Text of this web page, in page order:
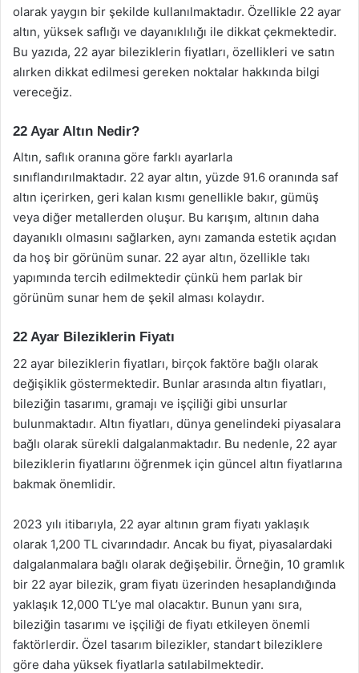
olarak yaygın bir şekilde kullanılmaktadır. Özellikle 22 ayar
altın, yüksek saflığı ve dayanıklılığı ile dikkat çekmektedir.
Bu yazıda, 22 ayar bileziklerin fiyatları, özellikleri ve satın
alırken dikkat edilmesi gereken noktalar hakkında bilgi
vereceğiz.
22 Ayar Altın Nedir?
Altın, saflık oranına göre farklı ayarlarla
sınıflandırılmaktadır. 22 ayar altın, yüzde 91.6 oranında saf
altın içerirken, geri kalan kısmı genellikle bakır, gümüş
veya diğer metallerden oluşur. Bu karışım, altının daha
dayanıklı olmasını sağlarken, aynı zamanda estetik açıdan
da hoş bir görünüm sunar. 22 ayar altın, özellikle takı
yapımında tercih edilmektedir çünkü hem parlak bir
görünüm sunar hem de şekil alması kolaydır.
22 Ayar Bileziklerin Fiyatı
22 ayar bileziklerin fiyatları, birçok faktöre bağlı olarak
değişiklik göstermektedir. Bunlar arasında altın fiyatları,
bileziğin tasarımı, gramajı ve işçiliği gibi unsurlar
bulunmaktadır. Altın fiyatları, dünya genelindeki piyasalara
bağlı olarak sürekli dalgalanmaktadır. Bu nedenle, 22 ayar
bileziklerin fiyatlarını öğrenmek için güncel altın fiyatlarına
bakmak önemlidir.
2023 yılı itibarıyla, 22 ayar altının gram fiyatı yaklaşık
olarak 1,200 TL civarındadır. Ancak bu fiyat, piyasalardaki
dalgalanmalara bağlı olarak değişebilir. Örneğin, 10 gramlık
bir 22 ayar bilezik, gram fiyatı üzerinden hesaplandığında
yaklaşık 12,000 TL’ye mal olacaktır. Bunun yanı sıra,
bileziğin tasarımı ve işçiliği de fiyatı etkileyen önemli
faktörlerdir. Özel tasarım bilezikler, standart bileziklere
göre daha yüksek fiyatlarla satılabilmektedir.